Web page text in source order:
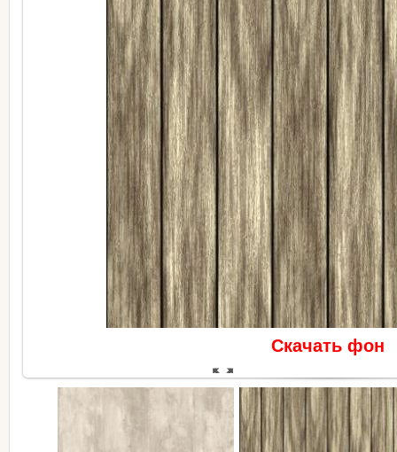
Скачать фон
В реальном размере512x512